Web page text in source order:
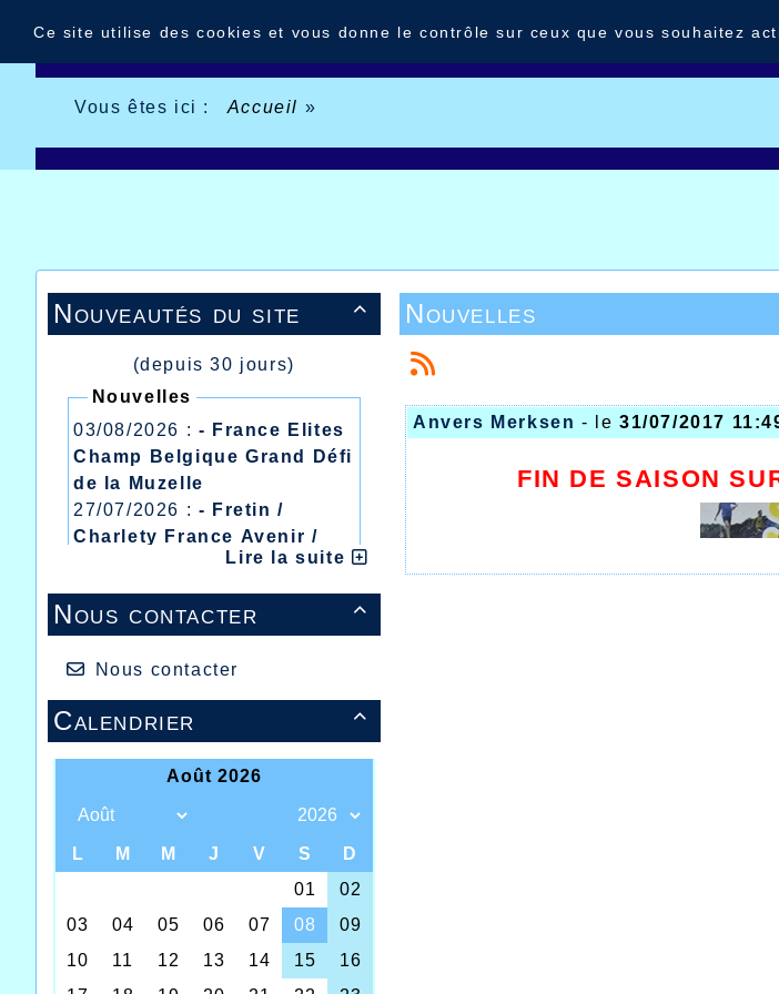
Vous êtes ici : Accueil »

Nouveautés du site
(depuis 30 jours)
Nouvelles
03/08/2026 : - France Elites
Champ Belgique Grand Défi
de la Muzelle
27/07/2026 : - Fretin /
Charlety France Avenir /
Heusden Zolder
20/07/2026 :- Courtrai /
Mont des Cats
Meeting Abeilles /
Régionaux /
Lire la suite

Nous contacter
Nous contacter

Calendrier
Nouvelles
Anvers Merksen - le31/07/2017
FIN DE SAISON
Ce site utilise des cookies et vous donne le contrôle sur ceux que vous souhaitez